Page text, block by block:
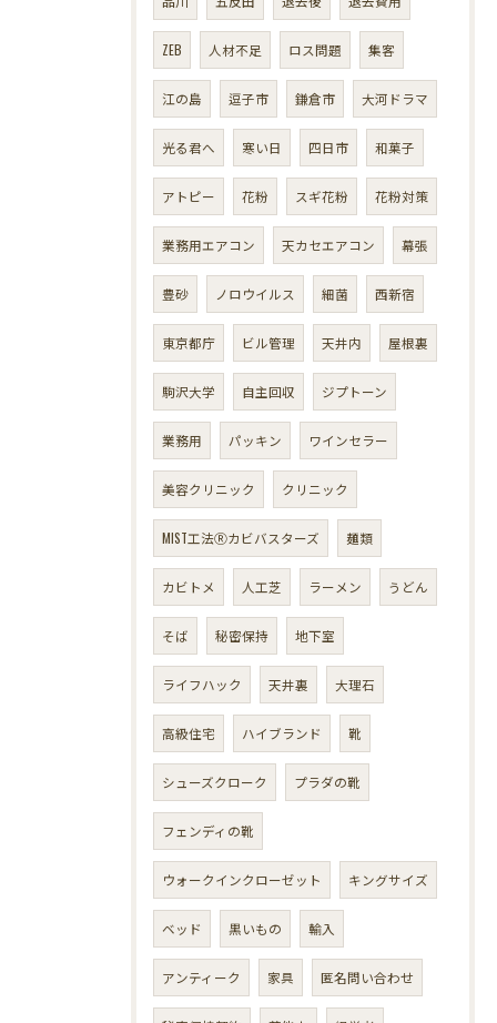
ZEB 人材不足 ロス問題 集客
江の島 逗子市 鎌倉市 大河ドラマ
光る君へ 寒い日 四日市 和菓子
アトピー 花粉 スギ花粉 花粉対策
業務用エアコン 天カセエアコン 幕張
豊砂 ノロウイルス 細菌 西新宿
東京都庁 ビル管理 天井内 屋根裏
駒沢大学 自主回収 ジプトーン
業務用 パッキン ワインセラー
美容クリニック クリニック
MIST工法Ⓡカビバスターズ 麺類
カビトメ 人工芝 ラーメン うどん
そば 秘密保持 地下室
ライフハック 天井裏 大理石
高級住宅 ハイブランド 靴
シューズクローク プラダの靴
フェンディの靴
ウォークインクローゼット キングサイズ
ベッド 黒いもの 輸入
アンティーク 家具 匿名問い合わせ